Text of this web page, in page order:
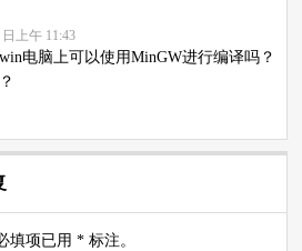
日上午 11:43
电脑上可以使用MinGW进行编译吗？
填项已用 * 标注。